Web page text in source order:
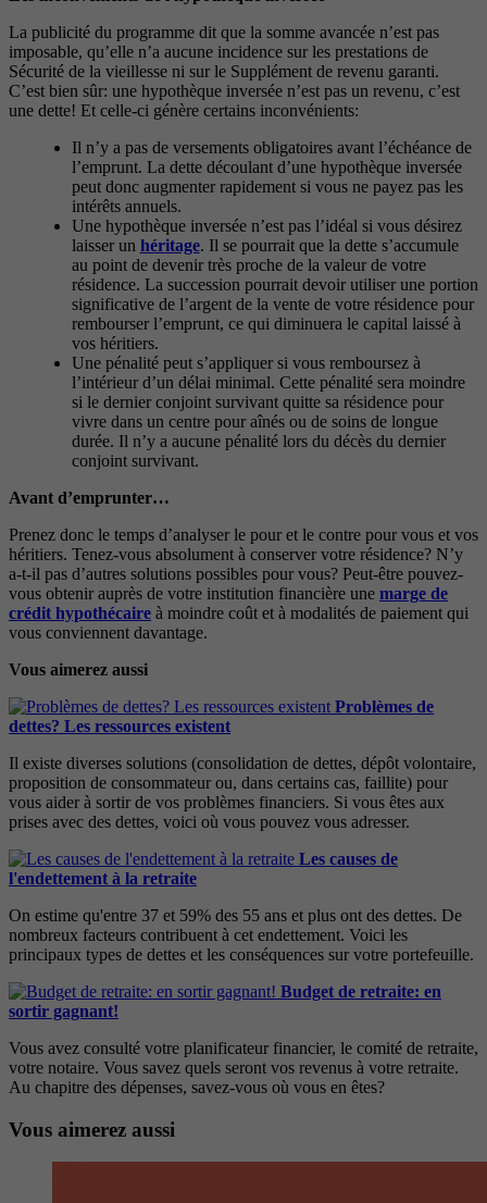
La publicité du programme dit que la somme avancée n’est pas
imposable, qu’elle n’a aucune incidence sur les prestations de
Sécurité de la vieillesse ni sur le Supplément de revenu garanti.
C’est bien sûr: une hypothèque inversée n’est pas un revenu, c’est
une dette! Et celle-ci génère certains inconvénients:
Il n’y a pas de versements obligatoires avant l’échéance de
l’emprunt. La dette découlant d’une hypothèque inversée
peut donc augmenter rapidement si vous ne payez pas les
intérêts annuels.
Une hypothèque inversée n’est pas l’idéal si vous désirez
laisser un héritage. Il se pourrait que la dette s’accumule
au point de devenir très proche de la valeur de votre
résidence. La succession pourrait devoir utiliser une portion
significative de l’argent de la vente de votre résidence pour
rembourser l’emprunt, ce qui diminuera le capital laissé à
vos héritiers.
Une pénalité peut s’appliquer si vous remboursez à
l’intérieur d’un délai minimal. Cette pénalité sera moindre
si le dernier conjoint survivant quitte sa résidence pour
vivre dans un centre pour aînés ou de soins de longue
durée. Il n’y a aucune pénalité lors du décès du dernier
conjoint survivant.
Avant d’emprunter…
Prenez donc le temps d’analyser le pour et le contre pour vous et vos
héritiers. Tenez-vous absolument à conserver votre résidence? N’y
a-t-il pas d’autres solutions possibles pour vous? Peut-être pouvez-
vous obtenir auprès de votre institution financière une marge de
crédit hypothécaire à moindre coût et à modalités de paiement qui
vous conviennent davantage.
Vous aimerez aussi
Problèmes de
dettes? Les ressources existent
Il existe diverses solutions (consolidation de dettes, dépôt volontaire,
proposition de consommateur ou, dans certains cas, faillite) pour
vous aider à sortir de vos problèmes financiers. Si vous êtes aux
prises avec des dettes, voici où vous pouvez vous adresser.
Les causes de
l'endettement à la retraite
On estime qu'entre 37 et 59% des 55 ans et plus ont des dettes. De
nombreux facteurs contribuent à cet endettement. Voici les
principaux types de dettes et les conséquences sur votre portefeuille.
Budget de retraite: en
sortir gagnant!
Vous avez consulté votre planificateur financier, le comité de retraite,
votre notaire. Vous savez quels seront vos revenus à votre retraite.
Au chapitre des dépenses, savez-vous où vous en êtes?
Vous aimerez aussi